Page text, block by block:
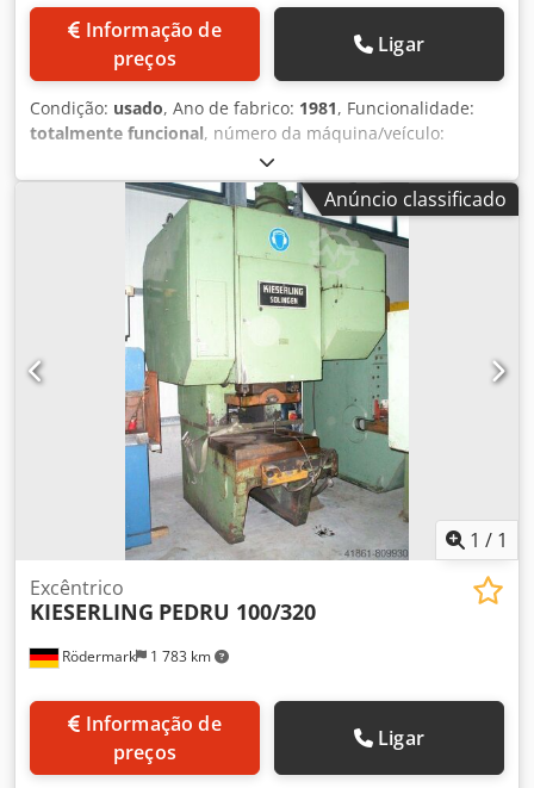
preços
Ligar
Condição: usado, Ano de fabrico: 1981, Funcionalidade:
totalmente funcional, número da máquina/veículo:
, Número da oferta: M08I/8625 Dodpfxoygv Aye
Adzock Tipo de máquina: Prensa de 4 matrizes - 4 estágios
Informação: faca fechada Fabricante: KIESERLING Modelo:
K54 Ano de fabrico: 1981/2011 Faixa de diâmetro: 8–22 mm
Número de matrizes: 4 Número de etapas: 5 Comprimento
do blank: 175 mm Comprimento da haste sob a cabeça:
155 mm Rendimento - peças/min: 105 Força de
prensagem: 250 t Localização: Na Alemanha
Anúncio classificado
1 / 1
Rödermark 1 783 km
Excêntrico
KIESERLING PEDRU 100/320
preços
Ligar